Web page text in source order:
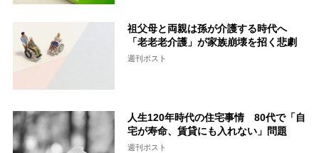
祖父母と両親は孫が介護する時代へ
「老老老介護」が家族崩壊を招く悲劇
週刊ポスト
人生120年時代の住宅事情 80代で「自
宅が寿命、賃貸にも入れない」問題
週刊ポスト